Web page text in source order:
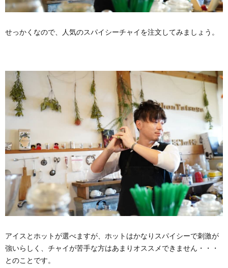
せっかくなので、人気のスパイシーチャイを注文してみましょう。
アイスとホットが選べますが、ホットはかなりスパイシーで刺激が
強いらしく、チャイが苦手な方はあまりオススメできません・・・
とのことです。